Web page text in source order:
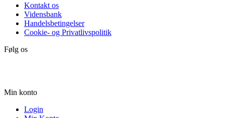
Kontakt os
Vidensbank
Handelsbetingelser
Cookie- og Privatlivspolitik
Følg os
Min konto
Login